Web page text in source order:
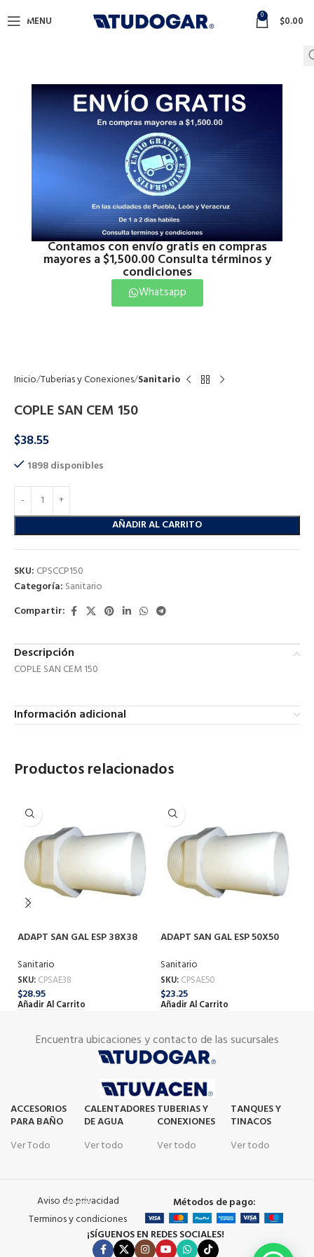
Contamos con envío gratis en compras
mayores a $1,500.00 Consulta términos y
condiciones
Whatsapp
MENU 0 $0.00
Inicio Tuberias y Conexiones Sanitario
COPLE SAN CEM 150
$38.55
1898 disponibles
AÑADIR AL CARRITO
SKU: CPSCCP150
Categoría: Sanitario
Compartir:
Descripción
COPLE SAN CEM 150
Información adicional
Productos relacionados
ADAPT SAN GAL ESP 38X38
Sanitario
SKU: CPSAE38
$28.95
Añadir Al Carrito
ADAPT SAN GAL ESP 50X50
Sanitario
SKU: CPSAE50
$23.25
Añadir Al Carrito
Encuentra ubicaciones y contacto de las sucursales
ACCESORIOS
PARA BAÑO
Ver Todo
CALENTADORES
DE AGUA
Ver todo
TUBERIAS Y
CONEXIONES
Ver todo
TANQUES Y
TINACOS
Ver todo
Aviso de privacidad
Terminos y condiciones
Métodos de pago:
¡SÍGUENOS EN REDES SOCIALES!